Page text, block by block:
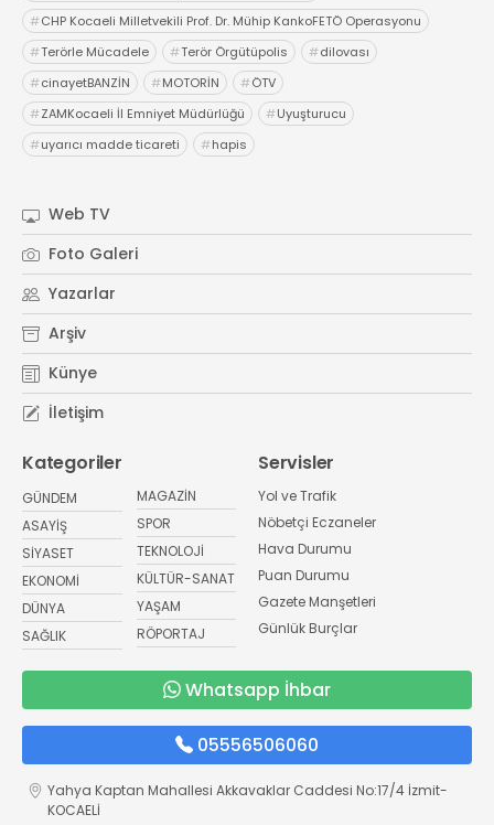
#CHP Kocaeli Milletvekili Prof. Dr. Mühip KankoFETÖ Operasyonu
#Terörle Mücadele #Terör Örgütüpolis #dilovası
#cinayetBANZİN #MOTORİN #ÖTV
#ZAMKocaeli İl Emniyet Müdürlüğü #Uyuşturucu
#uyarıcı madde ticareti #hapis
Web TV
Foto Galeri
Yazarlar
Arşiv
Künye
İletişim
Kategoriler
GÜNDEM
ASAYİŞ
SİYASET
EKONOMİ
DÜNYA
SAĞLIK
MAGAZİN
SPOR
TEKNOLOJİ
KÜLTÜR-SANAT
YAŞAM
RÖPORTAJ
Servisler
Yol ve Trafik
Nöbetçi Eczaneler
Hava Durumu
Puan Durumu
Gazete Manşetleri
Günlük Burçlar
Whatsapp İhbar
05556506060
Yahya Kaptan Mahallesi Akkavaklar Caddesi No:17/4 İzmit-
KOCAELİ